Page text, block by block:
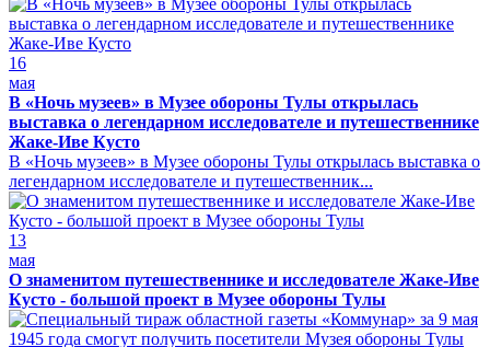
16
мая
В «Ночь музеев» в Музее обороны Тулы открылась
выставка о легендарном исследователе и путешественнике
Жаке-Иве Кусто
В «Ночь музеев» в Музее обороны Тулы открылась выставка о
легендарном исследователе и путешественник...
13
мая
О знаменитом путешественнике и исследователе Жаке-Иве
Кусто - большой проект в Музее обороны Тулы